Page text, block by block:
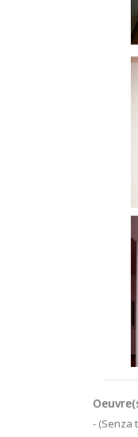
- (Senza